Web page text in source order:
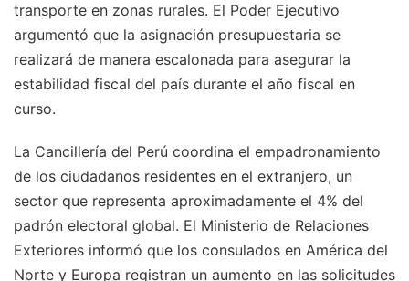
transporte en zonas rurales. El Poder Ejecutivo
argumentó que la asignación presupuestaria se
realizará de manera escalonada para asegurar la
estabilidad fiscal del país durante el año fiscal en
curso.
La Cancillería del Perú coordina el empadronamiento
de los ciudadanos residentes en el extranjero, un
sector que representa aproximadamente el 4% del
padrón electoral global. El Ministerio de Relaciones
Exteriores informó que los consulados en América del
Norte y Europa registran un aumento en las solicitudes